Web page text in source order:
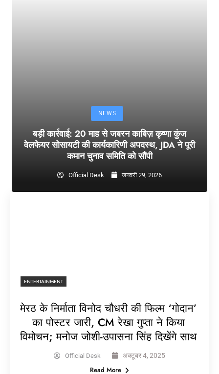
NEWS
बड़ी कार्रवाई: 20 माह से जबरन काबिज़ कृष्णा कुंज
वेलफेयर सोसायटी की कार्यकारिणी अपदस्थ, JDA ने पूरी
कमान चुनाव समिति को सौंपी
Official Desk जनवरी 29, 2026
ENTERTAINMENT
मेरठ के निर्माता विनोद चौधरी की फिल्म ‘गोदान’
का पोस्टर जारी, CM रेखा गुप्ता ने किया
विमोचन; मनोज जोशी-उपासना सिंह दिखेंगे साथ
Official Desk अक्टूबर 4, 2025
Read More